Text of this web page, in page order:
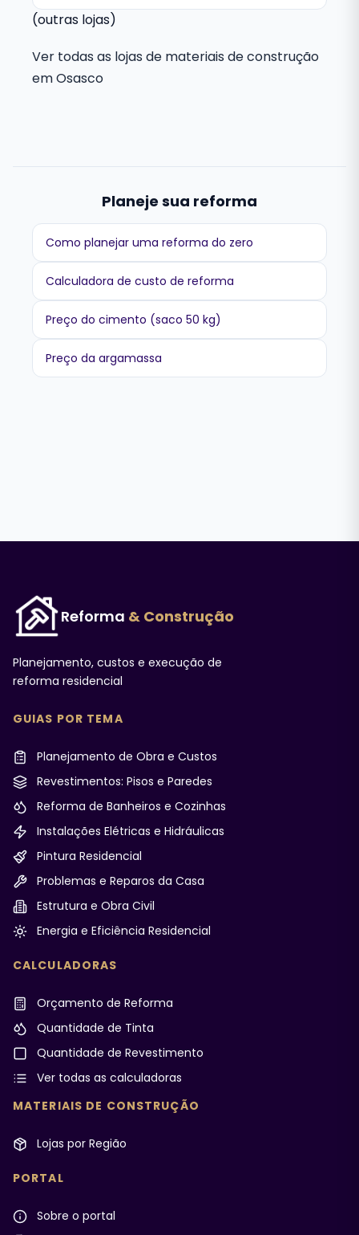
(outras lojas)
Ver todas as lojas de materiais de construção
em Osasco
Planeje sua reforma
Como planejar uma reforma do zero
Calculadora de custo de reforma
Preço do cimento (saco 50 kg)
Preço da argamassa
Reforma & Construção
Planejamento, custos e execução de
reforma residencial
GUIAS POR TEMA
Planejamento de Obra e Custos
Revestimentos: Pisos e Paredes
Reforma de Banheiros e Cozinhas
Instalações Elétricas e Hidráulicas
Pintura Residencial
Problemas e Reparos da Casa
Estrutura e Obra Civil
Energia e Eficiência Residencial
CALCULADORAS
Orçamento de Reforma
Quantidade de Tinta
Quantidade de Revestimento
Ver todas as calculadoras
MATERIAIS DE CONSTRUÇÃO
Lojas por Região
PORTAL
Sobre o portal